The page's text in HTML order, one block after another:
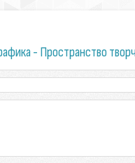
- Пространство